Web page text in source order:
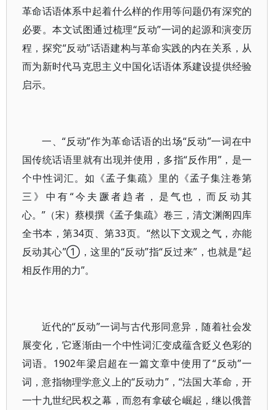
革命话语体系中起着什么样的作用等问题仍有深究的
必要。本文试图通过梳理“反动”一词的起源和演变历
程，探究“反动”话语建构与革命实践的内在关系，从
而为新时代马克思主义中国化话语体系建设提供经验
启示。
一、“反动”作为革命话语的出场“反动”一词在中
国传统话语里就有出现并使用，多指“反作用”，是一
个中性词汇。如《孟子集疏》里的《孟子集注卷第
三》中有“今夫蹶者趋者，是气也，而反动其
心。”（宋）蔡模撰《孟子集疏》卷三，清文渊阁四库
全书本，第34页、第33页。“然以下文观之气，亦能
反动其心”①，这里的“反动”指“反过来”，也就是“起
相反作用的力”。
近代的“反动”一词与古代形同意异，随着社会发
展变化，它逐渐由一个中性词汇变成蕴含贬义色彩的
词语。1902年梁启超在一篇文章中使用了“反动”一
词，意指物理学意义上的“反动力”，“法国大革命，开
一十九世纪民权之幕，而忽有拿破仑崛起，继以俄普